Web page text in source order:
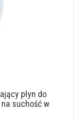
płyn do
suchość w